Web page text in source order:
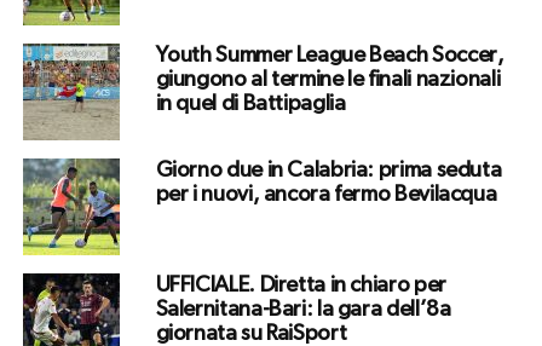
Youth Summer League Beach Soccer,
giungono al termine le finali nazionali
in quel di Battipaglia
Giorno due in Calabria: prima seduta
per i nuovi, ancora fermo Bevilacqua
UFFICIALE. Diretta in chiaro per
Salernitana-Bari: la gara dell’8a
giornata su RaiSport